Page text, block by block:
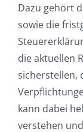
Dazu gehört
sowie die
die aktuellen
sicherstellen,
kann dabei
verstehen